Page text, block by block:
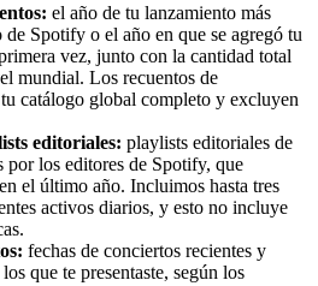
el año de tu lanzamiento más
Spotify o el año en que se agregó tu
vez, junto con la cantidad total
mundial. Los recuentos de
catálogo global completo y excluyen
editoriales: playlists editoriales de
por los editores de Spotify, que
el último año. Incluimos hasta tres
activos diarios, y esto no incluye
fechas de conciertos recientes y
que te presentaste, según los